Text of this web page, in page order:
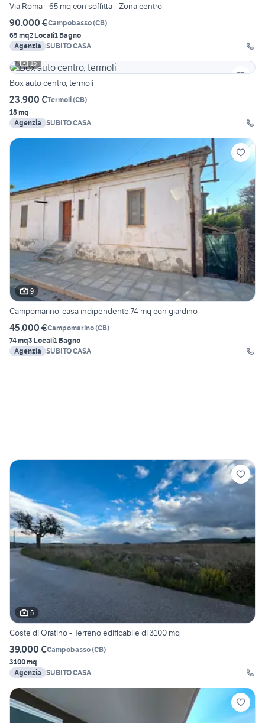
Via Roma - 65 mq con soffitta - Zona centro
90.000 €Campobasso(CB)
65 mq2 Locali1 Bagno
Agenzia SUBITO CASA
15
Box auto centro, termoli
23.900 €Termoli(CB)
18 mq
Agenzia SUBITO CASA
9
Campomarino-casa indipendente 74 mq con giardino
45.000 €Campomarino(CB)
74 mq3 Locali1 Bagno
Agenzia SUBITO CASA
5
Coste di Oratino - Terreno edificabile di 3100 mq
39.000 €Campobasso(CB)
3100 mq
Agenzia SUBITO CASA